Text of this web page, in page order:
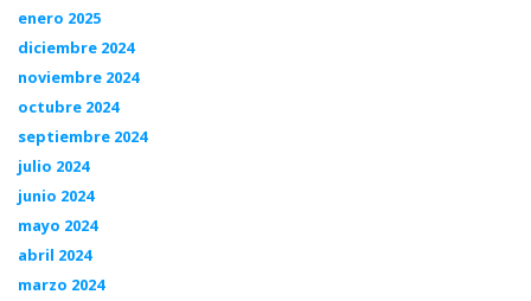
enero 2025
diciembre 2024
noviembre 2024
octubre 2024
septiembre 2024
julio 2024
junio 2024
mayo 2024
abril 2024
marzo 2024